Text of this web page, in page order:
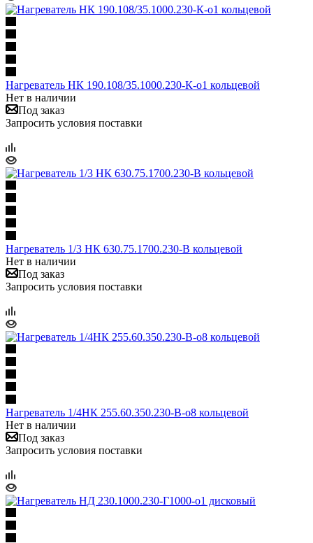
Нагреватель НК 190.108/35.1000.230-К-о1 кольцевой
Нет в наличии
Под заказ
Запросить условия поставки
Нагреватель 1/3 НК 630.75.1700.230-В кольцевой
Нет в наличии
Под заказ
Запросить условия поставки
Нагреватель 1/4НК 255.60.350.230-В-о8 кольцевой
Нет в наличии
Под заказ
Запросить условия поставки